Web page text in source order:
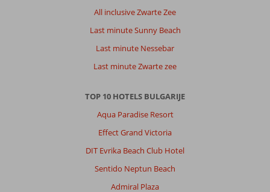
All inclusive Zwarte Zee
Last minute Sunny Beach
Last minute Nessebar
Last minute Zwarte zee
TOP 10 HOTELS BULGARIJE
Aqua Paradise Resort
Effect Grand Victoria
DIT Evrika Beach Club Hotel
Sentido Neptun Beach
Admiral Plaza